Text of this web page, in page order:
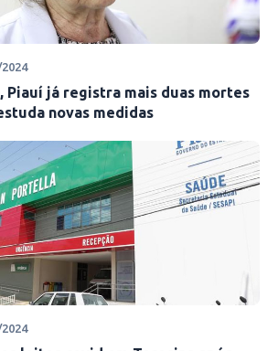
Piauí já registra mais duas mortes
novas medidas